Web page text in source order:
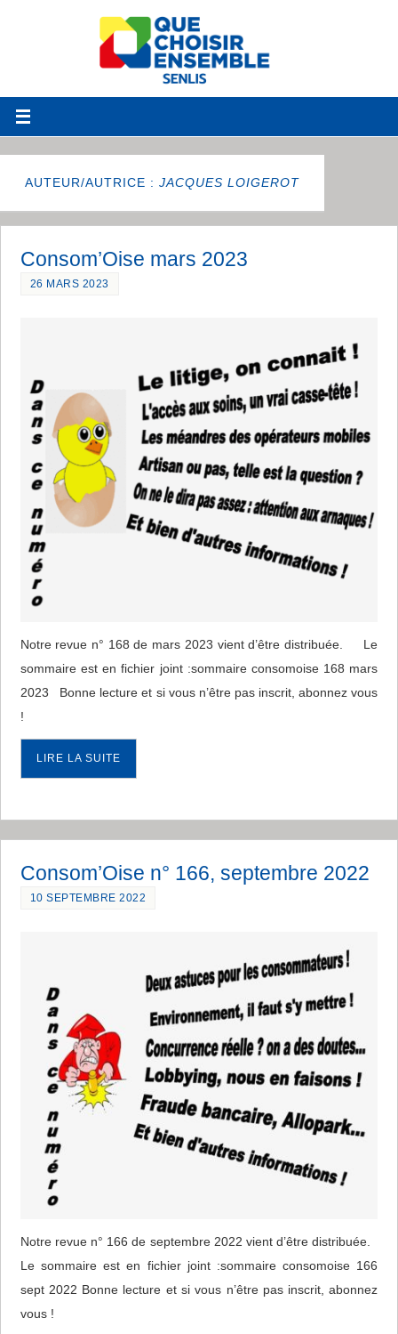
AUTEUR/AUTRICE : JACQUES LOIGEROT
Consom’Oise mars 2023
26 MARS 2023
Notre revue n° 168 de mars 2023 vient d’être distribuée. Le
sommaire est en fichier joint :sommaire consomoise 168 mars
2023 Bonne lecture et si vous n’être pas inscrit, abonnez vous
!
LIRE LA SUITE
Consom’Oise n° 166, septembre 2022
10 SEPTEMBRE 2022
Notre revue n° 166 de septembre 2022 vient d’être distribuée.
Le sommaire est en fichier joint :sommaire consomoise 166
sept 2022 Bonne lecture et si vous n’être pas inscrit, abonnez
vous !